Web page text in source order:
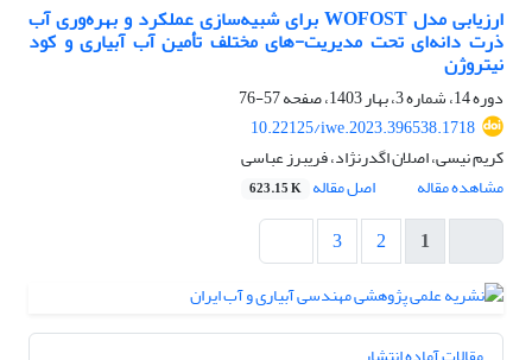
ارزیابی مدل WOFOST برای شبیه‌سازی عملکرد و بهره‌وری آب
ذرت دانه‌ای تحت مدیریت-های مختلف تأمین آب آبیاری و کود
نیتروژن
دوره 14، شماره 3، بهار 1403، صفحه
57-76
10.22125/iwe.2023.396538.1718
کریم نیسی، اصلان اگدرنژاد، فریبرز عباسی
مشاهده مقاله
اصل مقاله 623.15 K
1
2
3